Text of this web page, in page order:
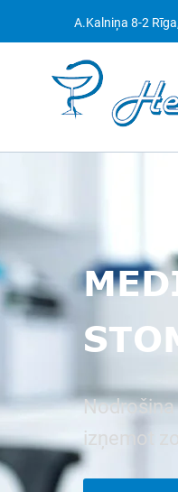
A.Kalniņa 8-2
izņemot